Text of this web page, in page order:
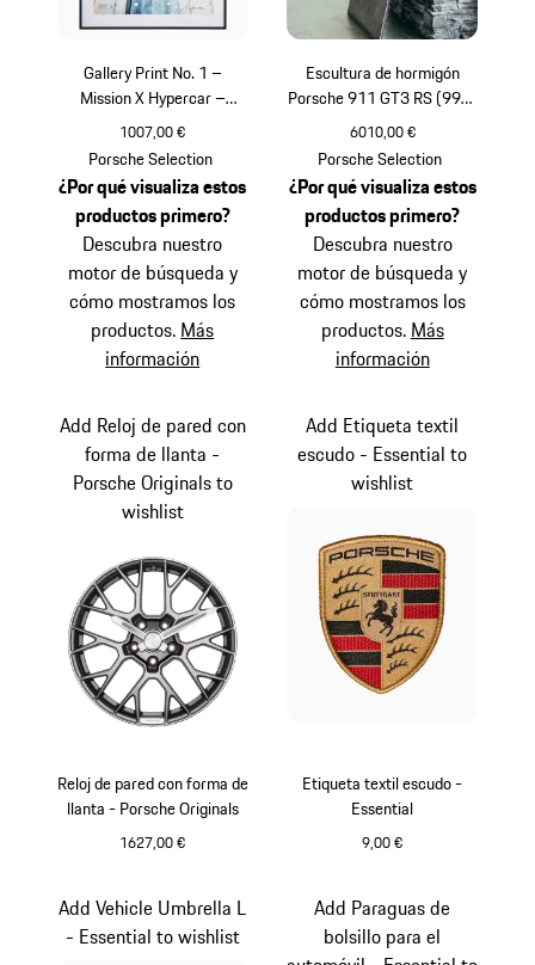
Gallery Print No. 1 –
Mission X Hypercar –
Limited Edition
1007,00 €
Multicolor
Porsche Selection
¿Por qué visualiza estos
productos primero?
Descubra nuestro
motor de búsqueda y
cómo mostramos los
productos. Más
información
Escultura de hormigón
Porsche 911 GT3 RS (992)
- Limited Edition
6010,00 €
Gris
Porsche Selection
¿Por qué visualiza estos
productos primero?
Descubra nuestro
motor de búsqueda y
cómo mostramos los
productos. Más
información
Reloj de pared con forma de
llanta - Porsche Originals
1627,00 €
Add Reloj de pared con
forma de llanta -
Porsche Originals to
wishlist
Etiqueta textil escudo -
Essential
9,00 €
Add Etiqueta textil
escudo - Essential to
wishlist
Add Vehicle Umbrella L
- Essential to wishlist
Add Paraguas de
bolsillo para el